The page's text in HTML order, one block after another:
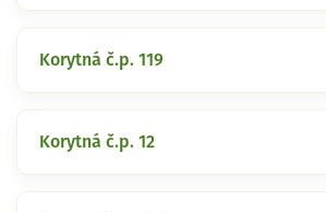
Korytná č.p. 119
Korytná č.p. 12